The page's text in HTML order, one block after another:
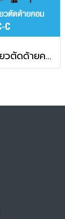
จักรเย็บเข็มเดี่ยวตัดด้ายคอม JACK รุ่น A3C-C